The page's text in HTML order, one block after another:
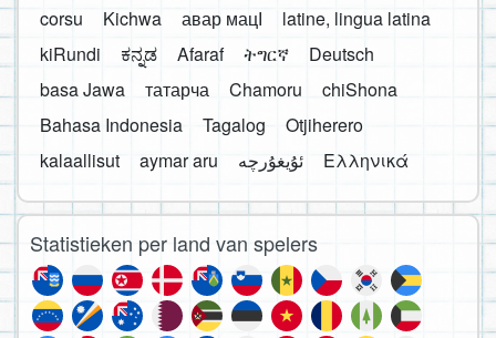
corsu
Kichwa авар мацӀ
latine, lingua latina
kiRundi
ಕನ್ನಡ Afaraf ትግርኛ
Deutsch
basa Jawa
татарча Chamoru
chiShona
Bahasa Indonesia
Tagalog
Otjiherero
kalaallisut
aymar aru Ελληνικά
Statistieken per land van spelers